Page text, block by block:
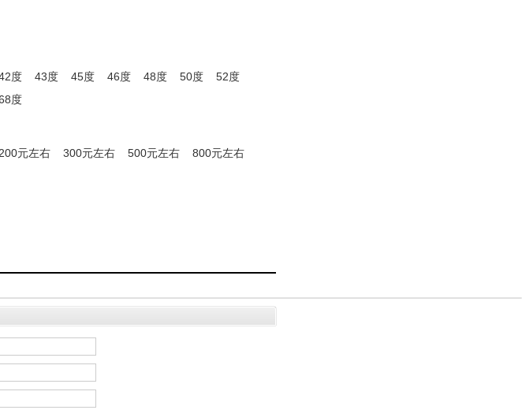
度 43度 45度 46度 48度 50度
52度
度
200元左右 300元左右 500元左右
800元左右